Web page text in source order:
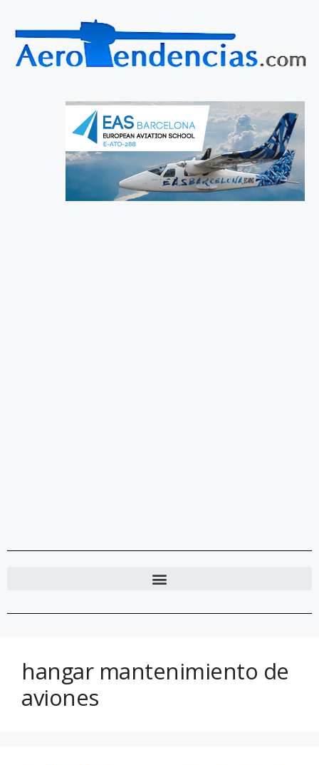
hangar mantenimiento de
aviones